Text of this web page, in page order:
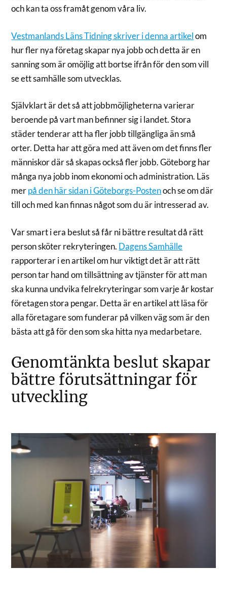
och kan ta oss framåt genom våra liv.
Vestmanlands Läns Tidning skriver i denna artikelom
hur fler nya företag skapar nya jobb och detta är en
sanning som är omöjlig att bortse ifrån för den som vill
se ett samhälle som utvecklas.
Självklart är det så att jobbmöjligheterna varierar
beroende på vart man befinner sig i landet. Stora
städer tenderar att ha fler jobb tillgängliga än små
orter. Detta har att göra med att även om det finns fler
människor där så skapas också fler jobb. Göteborg har
många nya jobb inom ekonomi och administration. Läs
merpå den här sidan i Göteborgs-Postenoch se om där
till och med kan finnas något som du är intresserad av.
Var smart i era beslut så får ni bättre resultat då rätt
person sköter rekryteringen. Dagens Samhälle
rapporterar i en artikel om hur viktigt det är att rätt
person tar hand om tillsättning av tjänster för att man
ska kunna undvika felrekryteringar som varje år kostar
företagen stora pengar. Detta är en artikel att läsa för
alla företagare som funderar på vilken väg som är den
bästa att gå för den som ska hitta nya medarbetare.
Genomtänkta beslut skapar
bättre förutsättningar för
utveckling